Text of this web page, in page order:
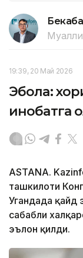
19:39, 20 Май 2026
Эбола:
инобатга
ASTANA.
ташкилоти
Угандада қайд
сабабли
эълон қилди.